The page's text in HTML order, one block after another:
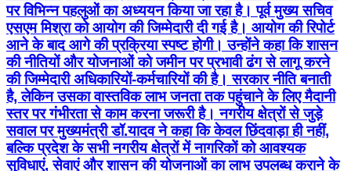
पर विभिन्न पहलुओं का अध्ययन किया जा रहा है। पूर्व मुख्य सचिव
एसएम मिश्रा को आयोग की जिम्मेदारी दी गई है। आयोग की रिपोर्ट
आने के बाद आगे की प्रक्रिया स्पष्ट होगी। उन्होंने कहा कि शासन
की नीतियों और योजनाओं को जमीन पर प्रभावी ढंग से लागू करने
की जिम्मेदारी अधिकारियों-कर्मचारियों की है। सरकार नीति बनाती
है, लेकिन उसका वास्तविक लाभ जनता तक पहुंचाने के लिए मैदानी
स्तर पर गंभीरता से काम करना जरूरी है। नगरीय क्षेत्रों से जुड़े
सवाल पर मुख्यमंत्री डॉ.यादव ने कहा कि केवल छिंदवाड़ा ही नहीं,
बल्कि प्रदेश के सभी नगरीय क्षेत्रों में नागरिकों को आवश्यक
सुविधाएं, सेवाएं और शासन की योजनाओं का लाभ उपलब्ध कराने के